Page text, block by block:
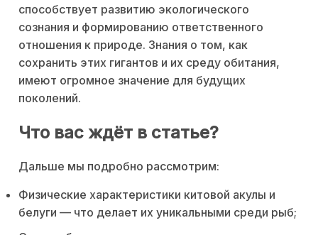
способствует развитию экологического
сознания и формированию ответственного
отношения к природе. Знания о том, как
сохранить этих гигантов и их среду обитания,
имеют огромное значение для будущих
поколений.
Что вас ждёт в статье?
Дальше мы подробно рассмотрим:
Физические характеристики китовой акулы и
белуги — что делает их уникальными среди рыб;